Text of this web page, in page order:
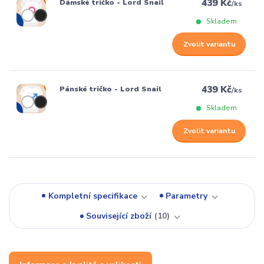
Dámské tričko - Lord Snail 439 Kč/ks
Skladem
Zvolit variantu
Pánské tričko - Lord Snail 439 Kč/ks
Skladem
Zvolit variantu
Kompletní specifikace
Parametry
Související zboží
10